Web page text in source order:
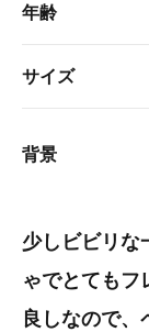
年齢
サイズ
背景
少しビビリな
ゃでとてもフ
良しなので、